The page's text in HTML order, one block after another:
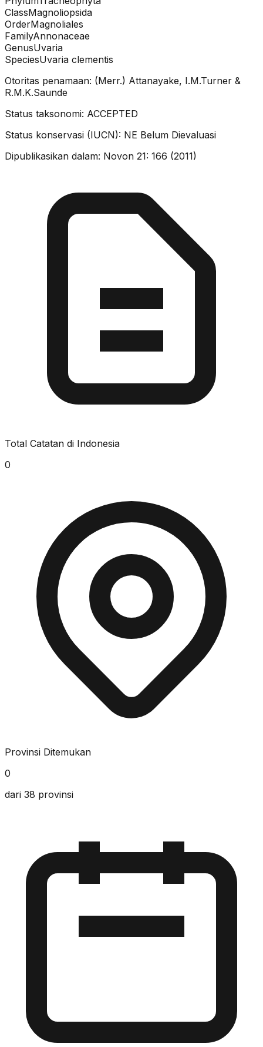
ClassMagnoliopsida
OrderMagnoliales
FamilyAnnonaceae
GenusUvaria
SpeciesUvaria clementis
Otoritas penamaan: (Merr.) Attanayake, I.M.Turner &
R.M.K.Saunde
Status taksonomi: ACCEPTED
Status konservasi (IUCN): NE Belum Dievaluasi
Dipublikasikan dalam: Novon 21: 166 (2011)
Total Catatan di Indonesia
0
Provinsi Ditemukan
0
dari 38 provinsi